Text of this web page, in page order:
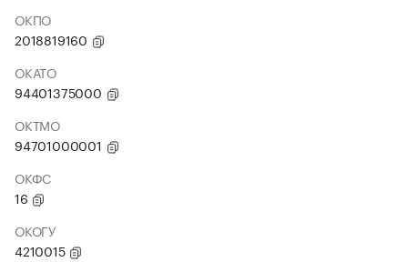
ОКПО
2018819160
ОКАТО
94401375000
ОКТМО
94701000001
ОКФС
16
ОКОГУ
4210015